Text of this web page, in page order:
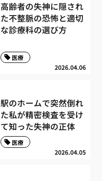
高齢者の失神に隠され
た不整脈の恐怖と適切
な診療科の選び方
2026.04.06
医療
駅のホームで突然倒れ
た私が精密検査を受け
て知った失神の正体
2026.04.05
医療